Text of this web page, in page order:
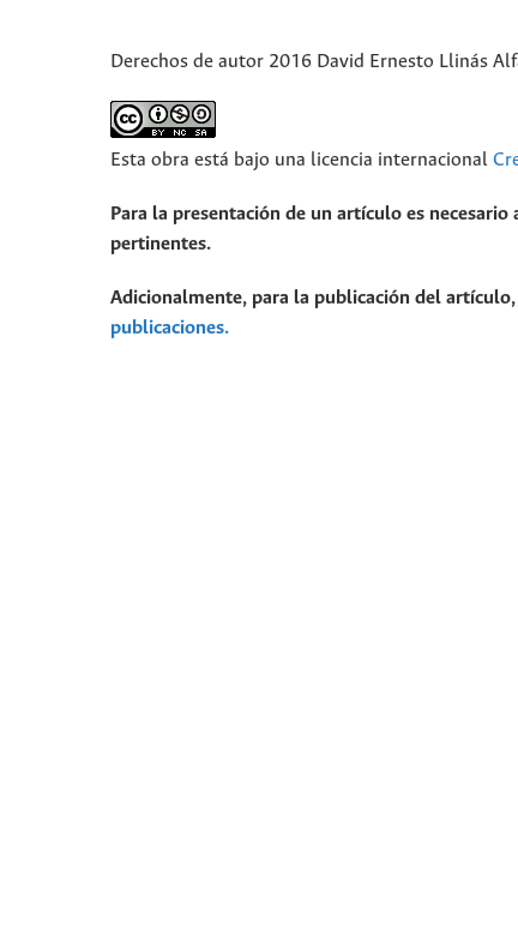
Derechos de autor 2016 David Ernesto Llinás
Esta obra está bajo una licencia internacional
Para la presentación de un artículo es
pertinentes.
Adicionalmente, para la publicación del
publicaciones.